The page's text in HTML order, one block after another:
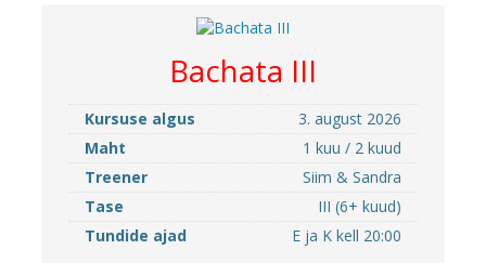
Bachata III
Kursuse algus
3. august 2026
Maht
1 kuu / 2 kuud
Treener
Siim & Sandra
Tase
III (6+ kuud)
Tundide ajad
E ja K kell 20:00